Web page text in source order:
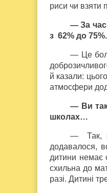
риси чи взяти
— За час
з 62% до
— Це
й казали:
атмосфери
— Ви так
школах…
— Так,
додавалося,
дитини немає
схильна до
разі. Дитині